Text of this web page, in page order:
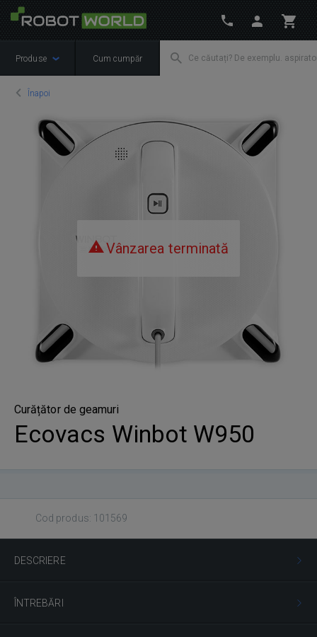
Produse Cum cumpăr
Înapoi
Vânzarea terminată
Curățător de geamuri
Ecovacs Winbot W950
Cod produs: 101569
DESCRIERE
ÎNTREBĂRI